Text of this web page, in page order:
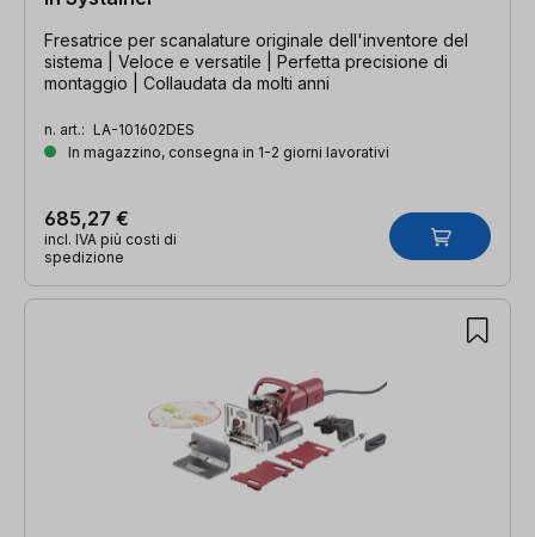
Fresatrice per scanalature originale dell'inventore del
sistema | Veloce e versatile | Perfetta precisione di
montaggio | Collaudata da molti anni
n. art.: LA-101602DES
In magazzino, consegna in 1-2 giorni lavorativi
685,27 €
incl. IVA più costi di
spedizione